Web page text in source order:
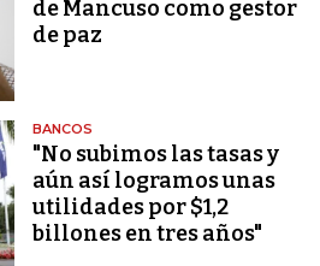
de Mancuso como gestor
de paz
BANCOS
"No subimos las tasas y
aún así logramos unas
utilidades por $1,2
billones en tres años"